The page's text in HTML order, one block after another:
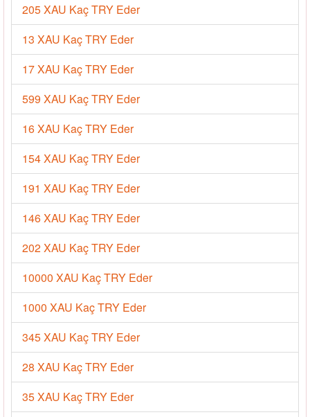
205 XAU Kaç TRY Eder
13 XAU Kaç TRY Eder
17 XAU Kaç TRY Eder
599 XAU Kaç TRY Eder
16 XAU Kaç TRY Eder
154 XAU Kaç TRY Eder
191 XAU Kaç TRY Eder
146 XAU Kaç TRY Eder
202 XAU Kaç TRY Eder
10000 XAU Kaç TRY Eder
1000 XAU Kaç TRY Eder
345 XAU Kaç TRY Eder
28 XAU Kaç TRY Eder
35 XAU Kaç TRY Eder